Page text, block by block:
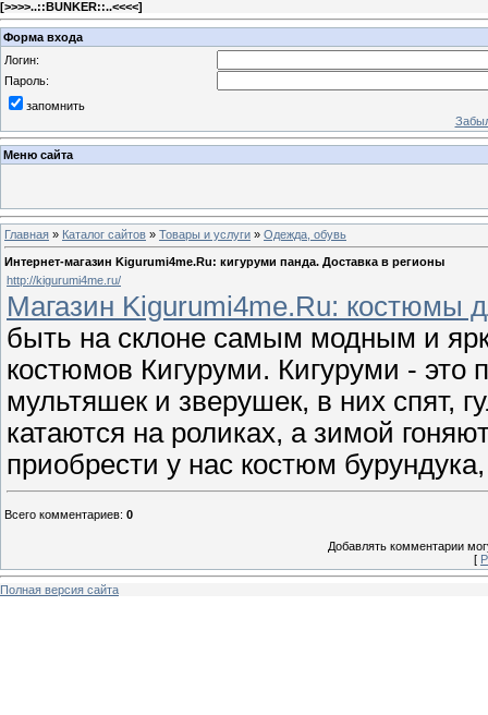
[>>>>..::BUNKER::..<<<<]
Форма входа
Логин:
Пароль:
запомнить
Меню сайта
Главная » Каталог сайтов » Товары и услуги » Одежда, обувь
Интернет-магазин Kigurumi4me.Ru: кигуруми панда. Доставка в регионы
http://kigurumi4me.ru/
Магазин Kigurumi4me.Ru: костюмы
быть на склоне самым модным и
костюмов Кигуруми. Кигуруми -
мультяшек и зверушек, в них спят,
катаются на роликах, а зимой
приобрести у нас костюм
Всего комментариев: 0
Добавлять комментарии
[
Полная версия сайта